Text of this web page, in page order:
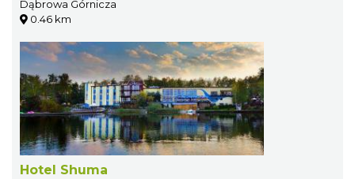
Dąbrowa Górnicza
0.46 km
Hotel Shuma